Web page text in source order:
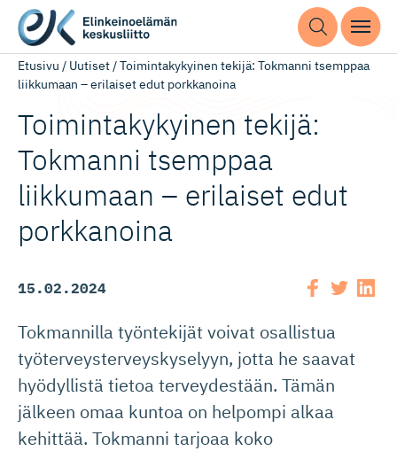
Etusivu / Uutiset/Toimintakykyinen tekijä: Tokmanni tsemppaa
liikkumaan – erilaiset edut porkkanoina
Toimintaky­kyinen tekijä:
Tokmanni tsemppaa
liikkumaan – erilaiset edut
porkkanoina
15.02.2024
Tokmannilla työntekijät voivat osallistua
työterveysterveyskyselyyn, jotta he saavat
hyödyllistä tietoa terveydestään. Tämän
jälkeen omaa kuntoa on helpompi alkaa
kehittää. Tokmanni tarjoaa koko